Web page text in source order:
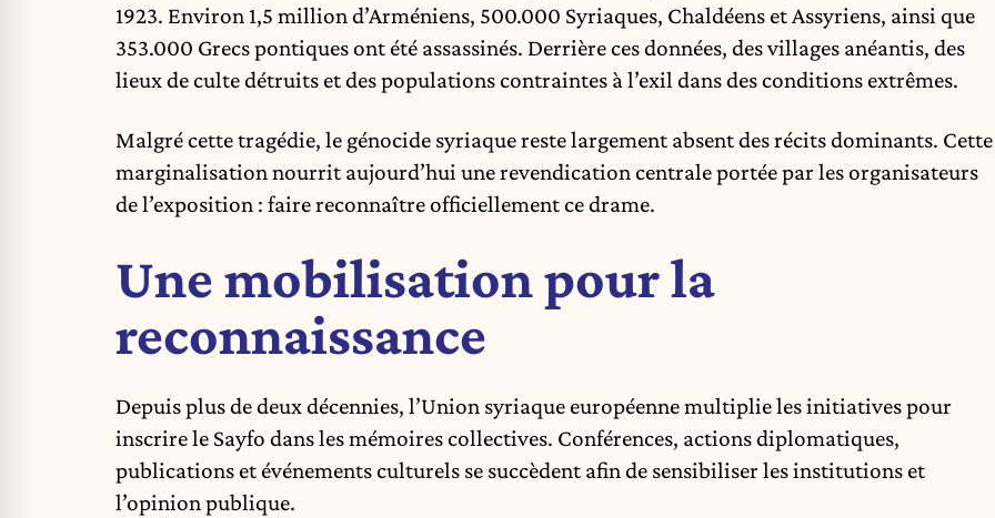
1923. Environ 1,5 million d’Arméniens, 500.000 Syriaques, Chaldéens et Assyriens, ainsi que
353.000 Grecs pontiques ont été assassinés. Derrière ces données, des villages anéantis, des
lieux de culte détruits et des populations contraintes à l’exil dans des conditions extrêmes.
Malgré cette tragédie, le génocide syriaque reste largement absent des récits dominants. Cette
marginalisation nourrit aujourd’hui une revendication centrale portée par les organisateurs
de l’exposition : faire reconnaître officiellement ce drame.
Une mobilisation pour la
reconnaissance
Depuis plus de deux décennies, l’Union syriaque européenne multiplie les initiatives pour
inscrire le Sayfo dans les mémoires collectives. Conférences, actions diplomatiques,
publications et événements culturels se succèdent afin de sensibiliser les institutions et
l’opinion publique.